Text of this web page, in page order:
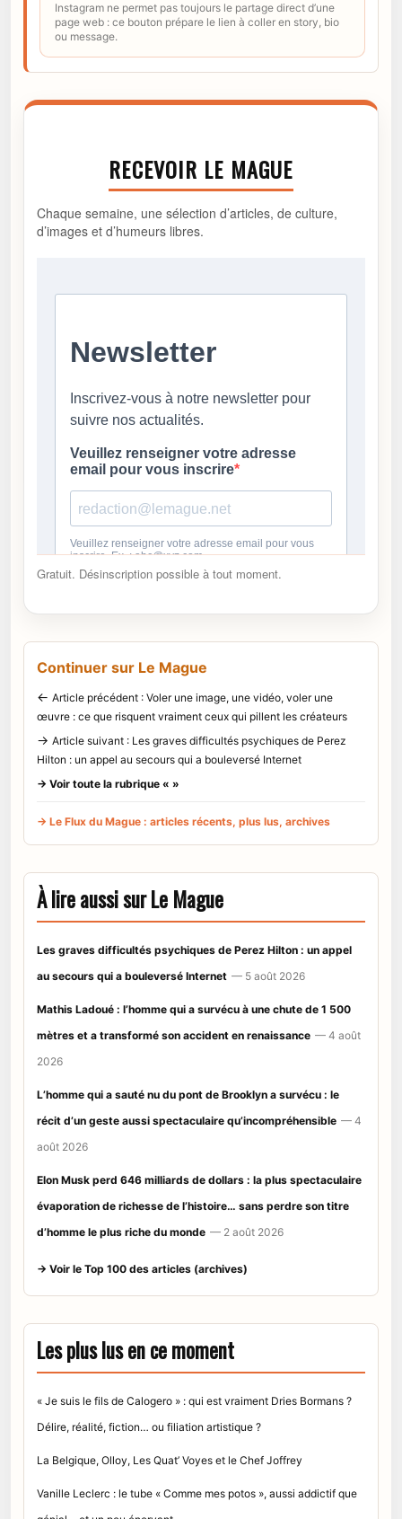
Instagram ne permet pas toujours le partage direct d’une
page web : ce bouton prépare le lien à coller en story, bio
ou message.
RECEVOIR LE MAGUE
Chaque semaine, une sélection d’articles, de culture,
d’images et d’humeurs libres.
Gratuit. Désinscription possible à tout moment.
Continuer sur Le Mague
← Article précédent : Voler une image, une vidéo, voler une
œuvre : ce que risquent vraiment ceux qui pillent les créateurs
→ Article suivant : Les graves difficultés psychiques de Perez
Hilton : un appel au secours qui a bouleversé Internet
→ Voir toute la rubrique « »
→ Le Flux du Mague : articles récents, plus lus, archives
À lire aussi sur Le Mague
Les graves difficultés psychiques de Perez Hilton : un appel
au secours qui a bouleversé Internet — 5 août 2026
Mathis Ladoué : l’homme qui a survécu à une chute de 1 500
mètres et a transformé son accident en renaissance — 4 août
2026
L’homme qui a sauté nu du pont de Brooklyn a survécu : le
récit d’un geste aussi spectaculaire qu’incompréhensible — 4
août 2026
Elon Musk perd 646 milliards de dollars : la plus spectaculaire
évaporation de richesse de l’histoire… sans perdre son titre
d’homme le plus riche du monde — 2 août 2026
→ Voir le Top 100 des articles (archives)
Les plus lus en ce moment
« Je suis le fils de Calogero » : qui est vraiment Dries Bormans ?
Délire, réalité, fiction… ou filiation artistique ?
La Belgique, Olloy, Les Quat’ Voyes et le Chef Joffrey
Vanille Leclerc : le tube « Comme mes potos », aussi addictif que